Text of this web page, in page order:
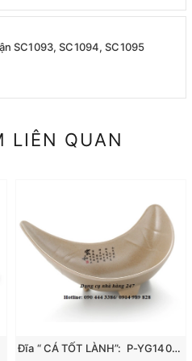
SC1093, SC1094, SC1095
LIÊN QUAN
Đĩa “ CÁ TỐT LÀNH”: P-YG140070